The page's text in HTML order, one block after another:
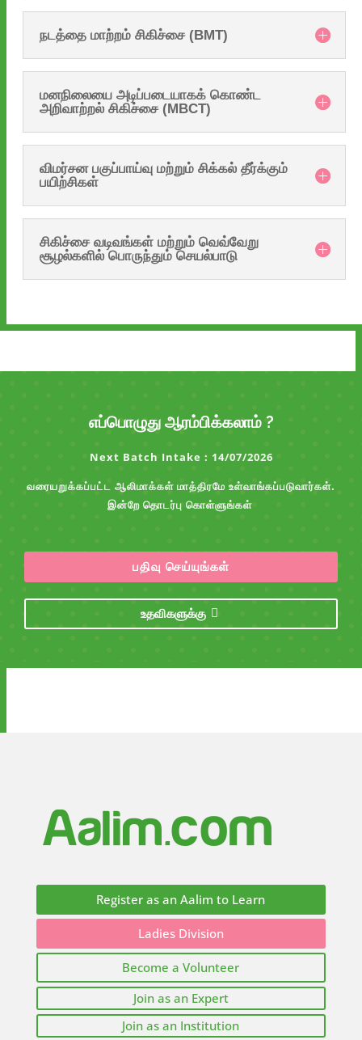
நடத்தை மாற்றம் சிகிச்சை (BMT)
மனநிலையை அடிப்படையாகக் கொண்ட
அறிவாற்றல் சிகிச்சை (MBCT)
விமர்சன பகுப்பாய்வு மற்றும் சிக்கல் தீர்க்கும்
பயிற்சிகள்
சிகிச்சை வடிவங்கள் மற்றும் வெவ்வேறு
சூழல்களில் பொருந்தும் செயல்பாடு
எப்பொழுது ஆரம்பிக்கலாம் ?
Next Batch Intake : 14/07/2026
வரையறுக்கப்பட்ட ஆலிமாக்கள் மாத்திரமே உள்வாங்கப்படுவார்கள்.
இன்றே தொடர்பு கொள்ளுங்கள்
பதிவு செய்யுங்கள்
உதவிகளுக்கு
Register as an Aalim to Learn
Ladies Division
Become a Volunteer
Join as an Expert
Join as an Institution